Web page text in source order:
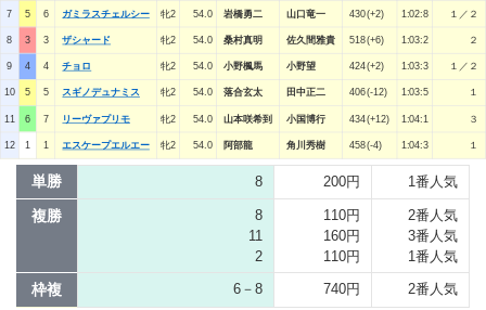
7 5 6 ガミラスチェルシー 牝2 54.0 岩橋勇二 山口竜一 430(+2) 1:02:8 １／２
8 3 3 ザシャード 牝2 54.0 桑村真明 佐久間雅貴 518(+6) 1:03:2 ２
9 4 4 チョロ 牝2 54.0 小野楓馬 小野望 424(+2) 1:03:3 １／２
10 5 5 スギノデュナミス 牝2 54.0 落合玄太 田中正二 406(-12) 1:03:5 １
11 6 7 リーヴァプリモ 牝2 54.0 山本咲希到 小国博行 434(+12) 1:04:1 ３
12 1 1 エスケープエルエー 牝2 54.0 阿部龍 角川秀樹 458(-4) 1:04:3 １
単勝 8 200円 1番人気
複勝
8
11
2
110円
160円
110円
2番人気
3番人気
1番人気
枠複 6－8 740円 2番人気